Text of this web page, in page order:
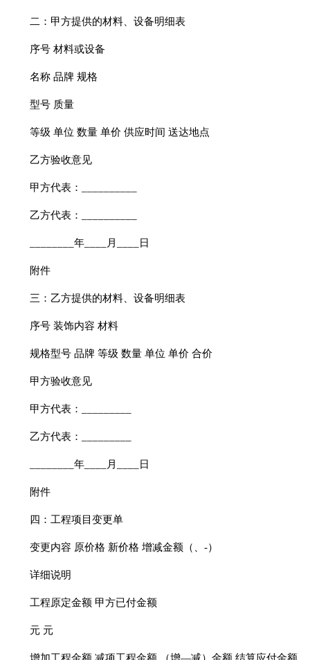
二：甲方提供的材料、设备明细表
序号 材料或设备
名称 品牌 规格
型号 质量
等级 单位 数量 单价 供应时间 送达地点
乙方验收意见
甲方代表：__________
乙方代表：__________
________年____月____日
附件
三：乙方提供的材料、设备明细表
序号 装饰内容 材料
规格型号 品牌 等级 数量 单位 单价 合价
甲方验收意见
甲方代表：_________
乙方代表：_________
________年____月____日
附件
四：工程项目变更单
变更内容 原价格 新价格 增减金额（、-）
详细说明
工程原定金额 甲方已付金额
元 元